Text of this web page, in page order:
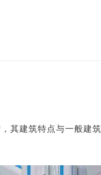
其建筑特点与一般建